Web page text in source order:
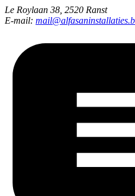
Le Roylaan 38, 2520 Ranst
E-mail: